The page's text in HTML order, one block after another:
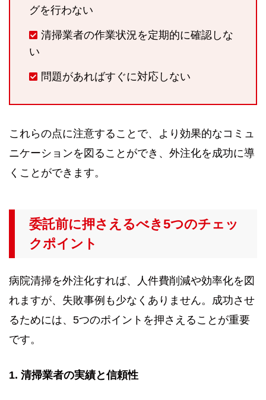
グを行わない
清掃業者の作業状況を定期的に確認しな
い
問題があればすぐに対応しない
これらの点に注意することで、より効果的なコミュ
ニケーションを図ることができ、外注化を成功に導
くことができます。
委託前に押さえるべき5つのチェッ
クポイント
病院清掃を外注化すれば、人件費削減や効率化を図
れますが、失敗事例も少なくありません。成功させ
るためには、5つのポイントを押さえることが重要
です。
1. 清掃業者の実績と信頼性